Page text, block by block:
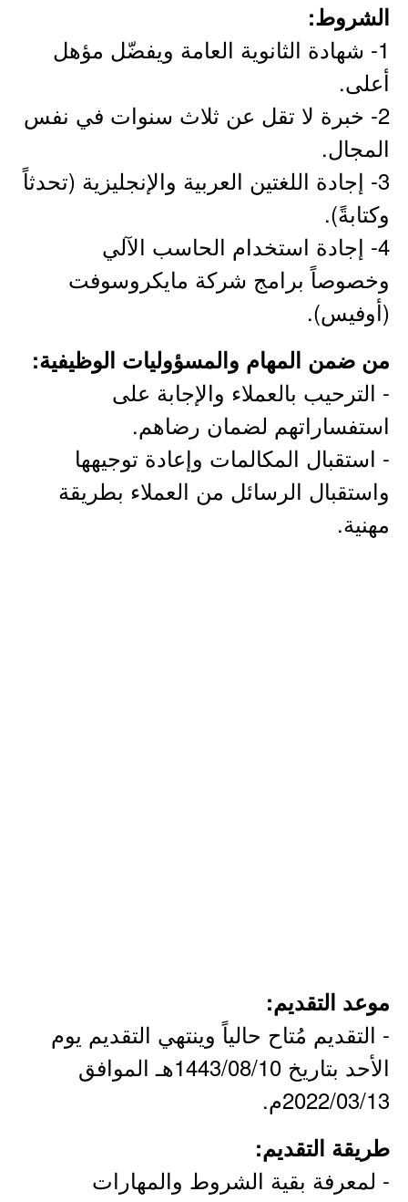
الشروط:
1- شهادة الثانوية العامة ويفضّل مؤهل
أعلى.
2- خبرة لا تقل عن ثلاث سنوات في نفس
المجال.
3- إجادة اللغتين العربية والإنجليزية (تحدثاً
وكتابةً).
4- إجادة استخدام الحاسب الآلي
وخصوصاً برامج شركة مايكروسوفت
(أوفيس).
من ضمن المهام والمسؤوليات الوظيفية:
- الترحيب بالعملاء والإجابة على
استفساراتهم لضمان رضاهم.
- استقبال المكالمات وإعادة توجيهها
واستقبال الرسائل من العملاء بطريقة
مهنية.
موعد التقديم:
- التقديم مُتاح حالياً وينتهي التقديم يوم
الأحد بتاريخ 1443/08/10هـ الموافق
2022/03/13م.
طريقة التقديم:
- لمعرفة بقية الشروط والمهارات